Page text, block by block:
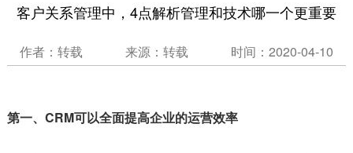
客户关系管理中，4点解析管理和技术哪一个更重要
作者：转载 来源：转载 时间：2020-04-10
第一、CRM可以全面提高企业的运营效率